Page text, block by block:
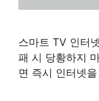
스마트 TV 인터
패 시 당황하지
면 즉시 인터넷